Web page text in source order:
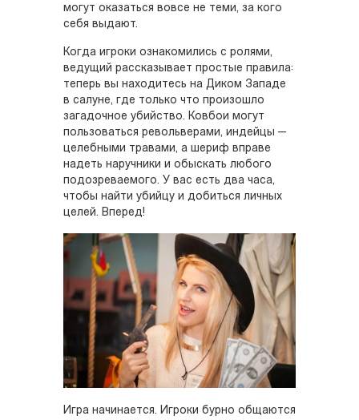
могут оказаться вовсе не теми, за кого
себя выдают.
Когда игроки ознакомились с ролями,
ведущий рассказывает простые правила:
теперь вы находитесь на Диком Западе
в салуне, где только что произошло
загадочное убийство. Ковбои могут
пользоваться револьверами, индейцы —
целебными травами, а шериф вправе
надеть наручники и обыскать любого
подозреваемого. У вас есть два часа,
чтобы найти убийцу и добиться личных
целей. Вперед!
Игра начинается. Игроки бурно общаются